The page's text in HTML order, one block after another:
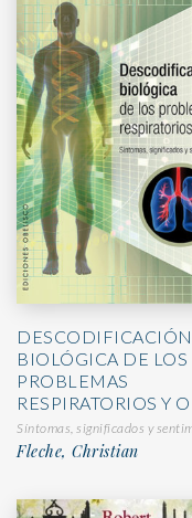
DESCODIFICACIÓN
BIOLÓGICA DE LOS
PROBLEMAS
RESPIRATORIOS Y
Síntomas, significados y
Fleche, Christian